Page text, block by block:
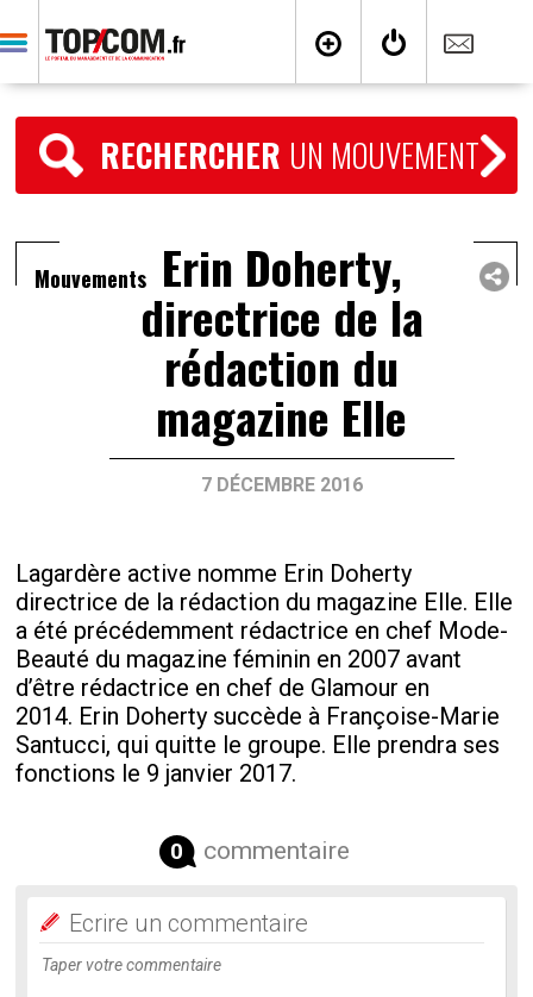
RECHERCHER UN MOUVEMENT
Mouvements Erin Doherty,
directrice de la
rédaction du
magazine Elle
7 DÉCEMBRE 2016
Lagardère active nomme Erin Doherty
directrice de la rédaction du magazine Elle. Elle
a été précédemment rédactrice en chef Mode-
Beauté du magazine féminin en 2007 avant
d’être rédactrice en chef de Glamour en
2014. Erin Doherty succède à Françoise-Marie
Santucci, qui quitte le groupe. Elle prendra ses
fonctions le 9 janvier 2017.
0 commentaire
Ecrire un commentaire